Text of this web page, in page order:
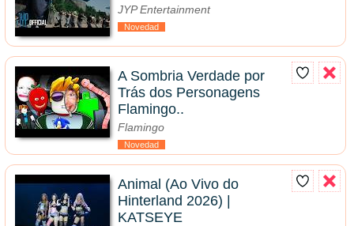
JYP Entertainment
Novedad
A Sombria Verdade por
Trás dos Personagens
Flamingo..
Flamingo
Novedad
Animal (Ao Vivo do
Hinterland 2026) |
KATSEYE